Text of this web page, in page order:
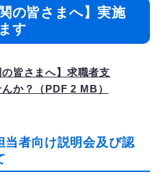
の皆さまへ】実施
す
の皆さまへ】求職者支
か？（PDF 2 MB）
当者向け説明会及び認